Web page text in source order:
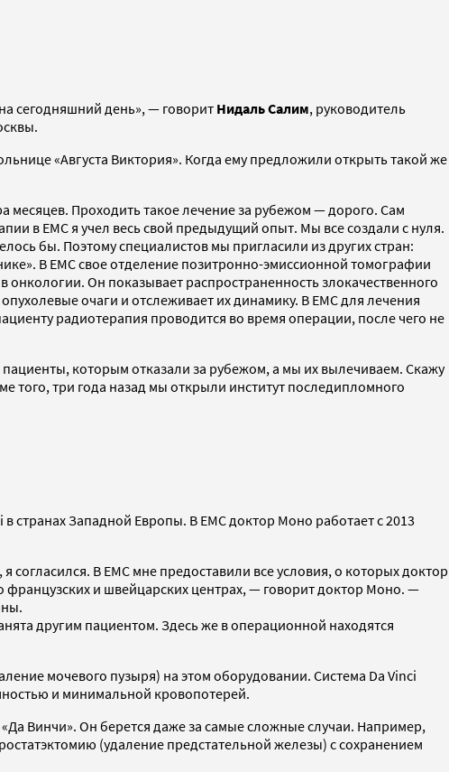
сегодняшний день», — говорит Нидаль Салим, руководитель
«Августа Виктория». Когда ему предложили открыть такой же
Проходить такое лечение за рубежом — дорого. Сам
в ЕМС я учел весь свой предыдущий опыт. Мы все создали с нуля.
бы. Поэтому специалистов мы пригласили из других стран:
В ЕМС свое отделение позитронно-эмиссионной томографии
Он показывает распространенность злокачественного
очаги и отслеживает их динамику. В ЕМС для лечения
радиотерапия проводится во время операции, после чего не
которым отказали за рубежом, а мы их вылечиваем. Скажу
три года назад мы открыли институт последипломного
странах Западной Европы. В ЕМС доктор Моно работает с 2013
В ЕМС мне предоставили все условия, о которых доктор
и швейцарских центрах, — говорит доктор Моно. —
другим пациентом. Здесь же в операционной находятся
мочевого пузыря) на этом оборудовании. Система Da Vinci
и минимальной кровопотерей.
Винчи». Он берется даже за самые сложные случаи. Например,
(удаление предстательной железы) с сохранением